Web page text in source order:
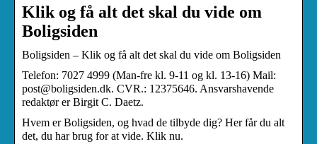
Klik og få alt det skal du vide om
Boligsiden
Boligsiden – Klik og få alt det skal du vide om Boligsiden
Telefon: 7027 4999 (Man-fre kl. 9-11 og kl. 13-16) Mail:
post@boligsiden.dk. CVR.: 12375646. Ansvarshavende
redaktør er Birgit C. Daetz.
Hvem er Boligsiden, og hvad de tilbyde dig? Her får du alt
det, du har brug for at vide. Klik nu.